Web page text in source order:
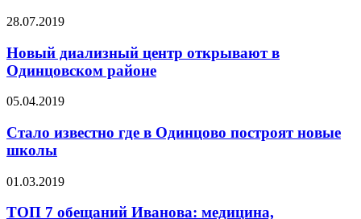
28.07.2019
Новый диализный центр открывают в
Одинцовском районе
05.04.2019
Стало известно где в Одинцово построят новые
школы
01.03.2019
ТОП 7 обещаний Иванова: медицина,